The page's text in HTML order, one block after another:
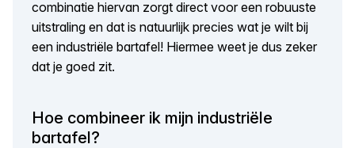
combinatie hiervan zorgt direct voor een robuuste
uitstraling en dat is natuurlijk precies wat je wilt bij
een industriële bartafel! Hiermee weet je dus zeker
dat je goed zit.
Hoe combineer ik mijn industriële
bartafel?